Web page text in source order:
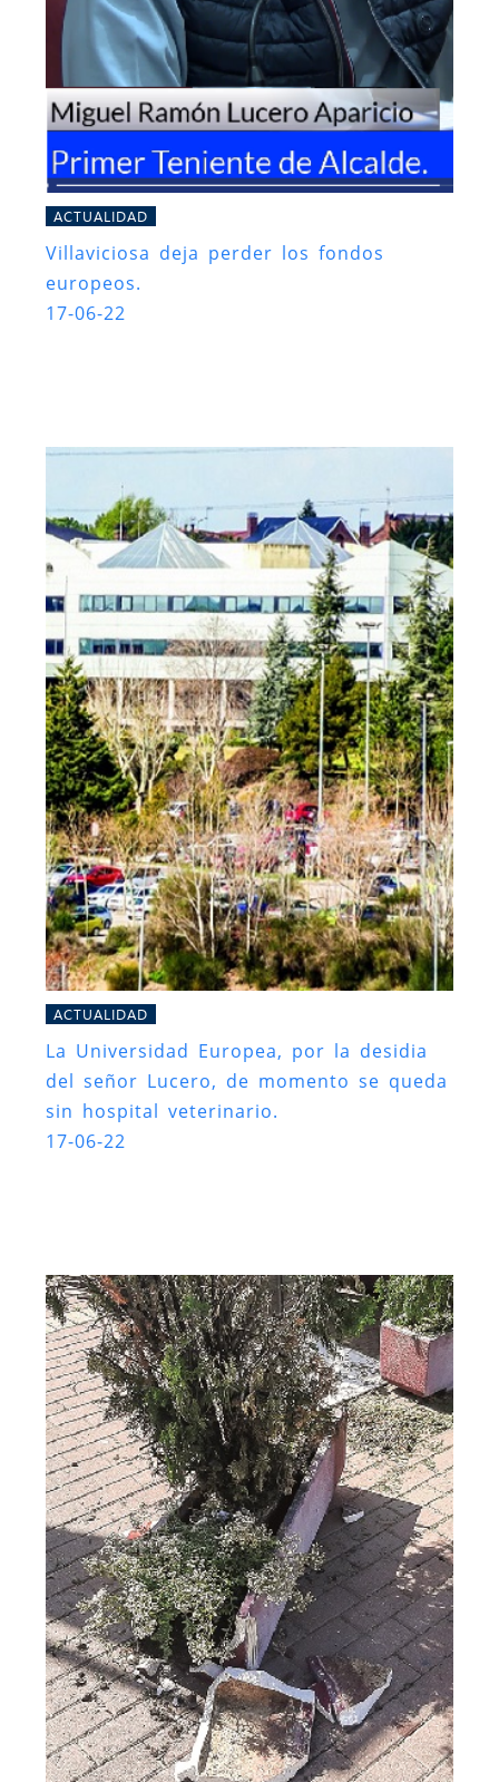
ACTUALIDAD
Villaviciosa deja perder los fondos
europeos.
17-06-22
ACTUALIDAD
La Universidad Europea, por la desidia
del señor Lucero, de momento se queda
sin hospital veterinario.
17-06-22